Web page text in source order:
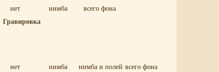
нет нимба
всего фона
Гравировка
нет нимба нимба и полей всего фона